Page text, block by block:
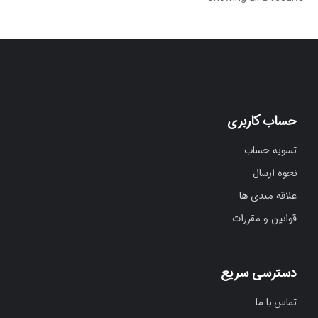
حساب کاربری
تسویه حساب
نحوه ارسال
علاقه مندی ها
قوانین و مقررات
دسترسی سریع
تماس با ما